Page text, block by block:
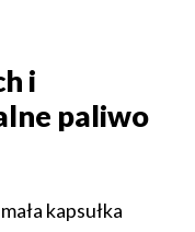
i
paliwo
kapsułka